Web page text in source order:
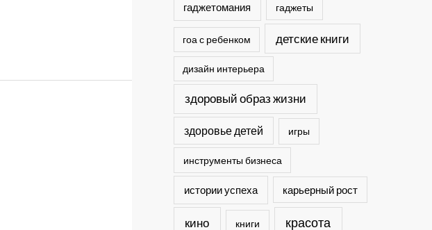
гаджетомания гаджеты
гоа с ребенком детские книги
дизайн интерьера
здоровый образ жизни
здоровье детей игры
инструменты бизнеса
истории успеха карьерный рост
кино книги красота